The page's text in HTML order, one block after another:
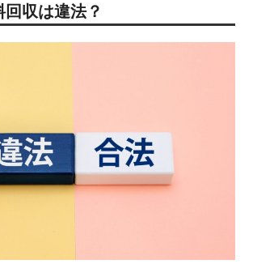
メモリー (DRAM)
収は違法？